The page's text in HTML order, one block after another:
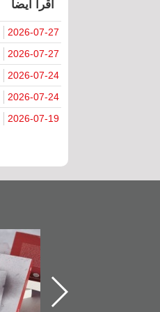
اقرأ أيضا
2026-07-27
2026-07-27
2026-07-24
2026-07-24
2026-07-19
"حماة الباب الأخير":
الإصدار الأول عن
اعتصام الدراز
وأحداث ساحة